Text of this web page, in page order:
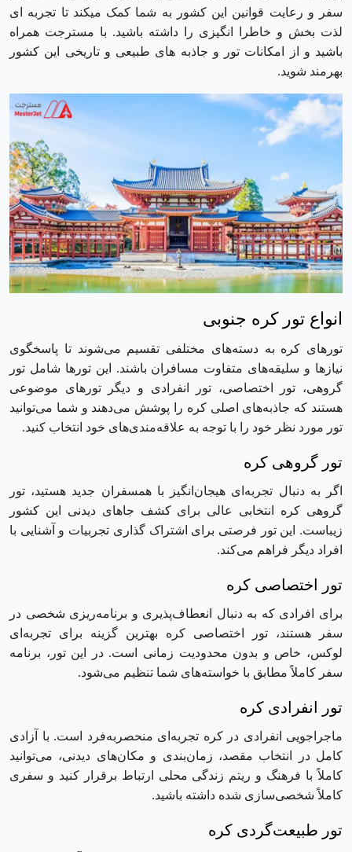
سفر و رعایت قوانین این کشور به شما کمک میکند تا تجربه ای
لذت بخش و خاطرا انگیزی را داشته باشید. با مسترجت همراه
باشید و از امکانات تور و جاذبه های طبیعی و تاریخی این کشور
بهرمند شوید.
انواع تور کره جنوبی
تورهای کره به دسته‌های مختلفی تقسیم می‌شوند تا پاسخگوی
نیازها و سلیقه‌های متفاوت مسافران باشند. این تورها شامل تور
گروهی، تور اختصاصی، تور انفرادی و دیگر تورهای موضوعی
هستند که جاذبه‌های اصلی کره را پوشش می‌دهند و شما می‌توانید
تور مورد نظر خود را با توجه به علاقه‌مندی‌های خود انتخاب کنید.
تور گروهی کره
اگر به دنبال تجربه‌ای هیجان‌انگیز با همسفران جدید هستید، تور
گروهی کره انتخابی عالی برای کشف جاهای دیدنی این کشور
زیباست. این تور فرصتی برای اشتراک ‌گذاری تجربیات و آشنایی با
افراد دیگر فراهم می‌کند.
تور اختصاصی کره
برای افرادی که به دنبال انعطاف‌پذیری و برنامه‌ریزی شخصی در
سفر هستند، تور اختصاصی کره بهترین گزینه برای تجربه‌ای
لوکس، خاص و بدون محدودیت زمانی است. در این تور، برنامه
سفر کاملاً مطابق با خواسته‌های شما تنظیم می‌شود.
تور انفرادی کره
ماجراجویی انفرادی در کره تجربه‌ای منحصربه‌فرد است. با آزادی
کامل در انتخاب مقصد، زمان‌بندی و مکان‌های دیدنی، می‌توانید
کاملاً با فرهنگ و ریتم زندگی محلی ارتباط برقرار کنید و سفری
کاملاً شخصی‌سازی شده داشته باشید.
تور طبیعت‌گردی کره